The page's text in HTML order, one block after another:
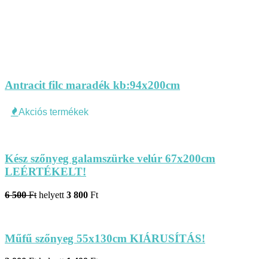
Antracit filc maradék kb:94x200cm
Akciós termékek
Kész szőnyeg galamszürke velúr 67x200cm
LEÉRTÉKELT!
6 500 Ft helyett 3 800 Ft
Műfű szőnyeg 55x130cm KIÁRUSÍTÁS!